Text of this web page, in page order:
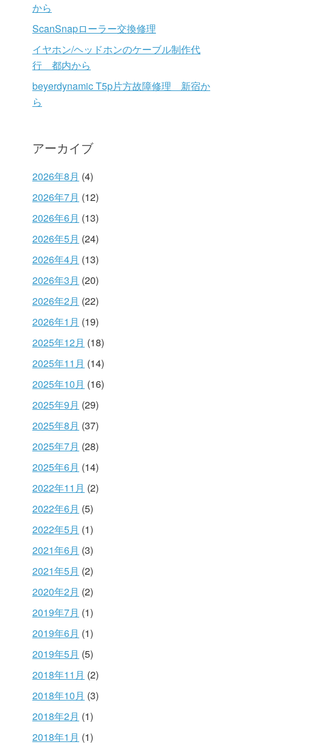
から
ScanSnapローラー交換修理
イヤホン/ヘッドホンのケーブル制作代
行 都内から
beyerdynamic T5p片方故障修理 新宿か
ら
アーカイブ
2026年8月 (4)
2026年7月 (12)
2026年6月 (13)
2026年5月 (24)
2026年4月 (13)
2026年3月 (20)
2026年2月 (22)
2026年1月 (19)
2025年12月 (18)
2025年11月 (14)
2025年10月 (16)
2025年9月 (29)
2025年8月 (37)
2025年7月 (28)
2025年6月 (14)
2022年11月 (2)
2022年6月 (5)
2022年5月 (1)
2021年6月 (3)
2021年5月 (2)
2020年2月 (2)
2019年7月 (1)
2019年6月 (1)
2019年5月 (5)
2018年11月 (2)
2018年10月 (3)
2018年2月 (1)
2018年1月 (1)